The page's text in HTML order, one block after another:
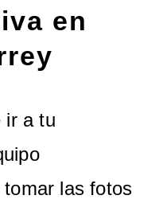
en
ir a tu
las fotos